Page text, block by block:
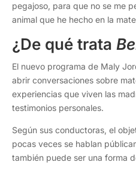
pegajoso, para que no se me
animal que he hecho en la
¿De qué trata
El nuevo programa de Maly
abrir conversaciones sobre
experiencias que viven las
testimonios personales.
Según sus conductoras, el
pocas veces se hablan
también puede ser una forma